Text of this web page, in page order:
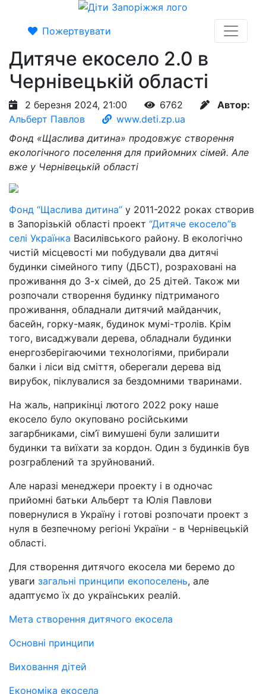
Пожертвувати
Дитяче екосело 2.0 в
Чернівецькій області
2 березня 2024, 21:00 6762
Автор:
Альберт Павлов
www.deti.zp.ua
Фонд «Щаслива дитина» продовжує створення
екологічного поселення для прийомних сімей. Але
вже у Чернівецькій області
Фонд “Щаслива дитина” у 2011-2022 роках створив
в Запорізькій області проект “Дитяче екосело”в
селі Українка Василівського району. В екологічно
чистій місцевості ми побудували два дитячі
будинки сімейного типу (ДБСТ), розраховані на
проживання до 3-х сімей, до 25 дітей. Також ми
розпочали створення будинку підтриманого
проживання, обладнали дитячий майданчик,
басейн, горку-маяк, будинок мумі-тролів. Крім
того, висаджували дерева, обладнали будинки
енергозберігаючими технологіями, прибирали
балки і ліси від сміття, оберегали дерева від
вирубок, піклувалися за бездомними тваринами.
На жаль, наприкінці лютого 2022 року наше
екосело було окуповано російськими
загарбниками, сім’ї вимушені були залишити
будинки та виїхати за кордон. Один з будинків був
розграблений та зруйнований.
Але наразі менеджери проекту і в одночас
прийомні батьки Альберт та Юлія Павлови
повернулися в Україну і готові розпочати проект з
нуля в безпечному регіоні України - в Чернівецькій
області.
Для створення дитячого екосела ми беремо до
уваги загальні принципи екопоселень, але
адаптуємо їх до українських реалій.
Мета створення дитячого екосела
Основні принципи
Виховання дітей
Економіка екосела